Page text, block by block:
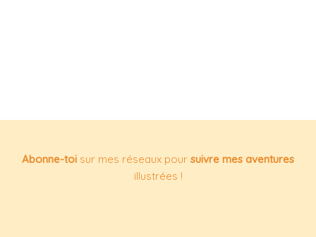
Abonne-toi sur mes réseaux pour suivre mes aventures
illustrées !